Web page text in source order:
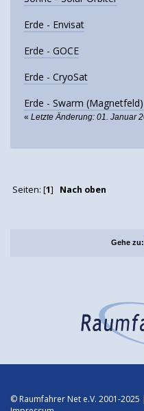
Erde - Envisat
Erde - GOCE
Erde - CryoSat
Erde - Swarm (Magnetfeld)
« Letzte Änderung: 01. Januar
Seiten: [1] Nach oben
Gehe zu:
© Raumfahrer Net e.V. 2001-2025 |